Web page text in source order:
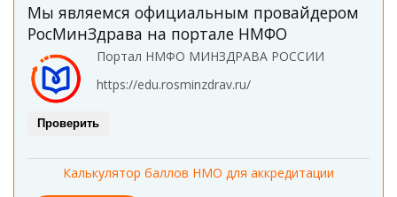
Мы являемся официальным провайдером
РосМинЗдрава на портале НМФО
Портал НМФО МИНЗДРАВА РОССИИ
https://edu.rosminzdrav.ru/
Проверить
Калькулятор баллов НМО для аккредитации